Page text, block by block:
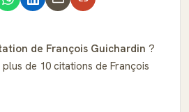
de François Guichardin ?
de 10 citations de François